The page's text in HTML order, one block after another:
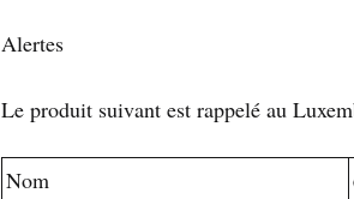
Alertes
Le produit suivant est rappelé au
Nom